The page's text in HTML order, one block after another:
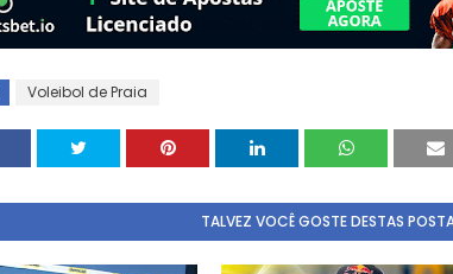
Voleibol de Praia
TALVEZ VOCÊ GOSTE DESTAS